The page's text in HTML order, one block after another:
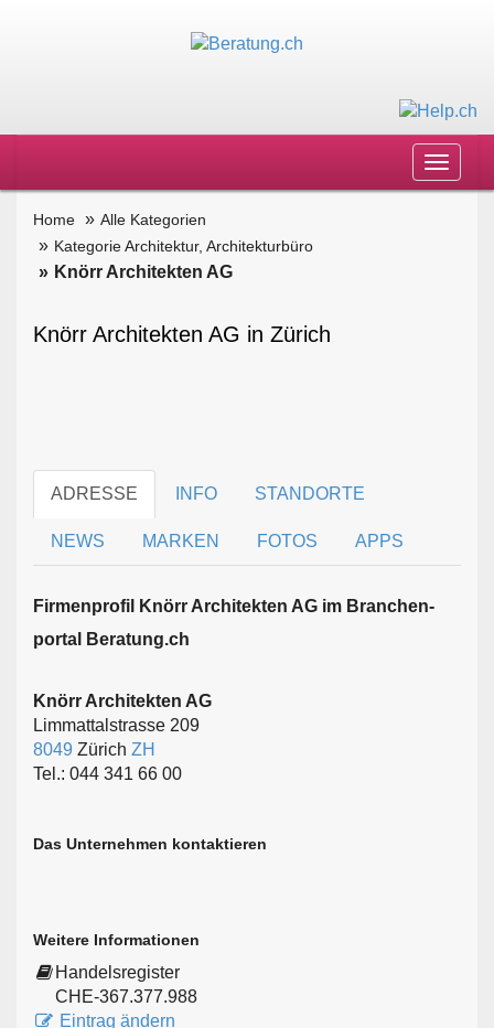
Toggle
Home
Alle Kategorien
Kategorie Architektur, Architekturbüro
Knörr Architekten AG
Knörr Architekten AG in Zürich
ADRESSE INFO STANDORTE
NEWS MARKEN FOTOS APPS
Firmen­profil Knörr Architekten AG im Branchen­
portal Beratung.ch
Knörr Architekten AG
Limmattalstrasse 209
8049 Zürich ZH
Tel.: 044 341 66 00
Das Unternehmen kontaktieren
Weitere Informationen
Handelsregister
CHE-367.377.988
Eintrag ändern